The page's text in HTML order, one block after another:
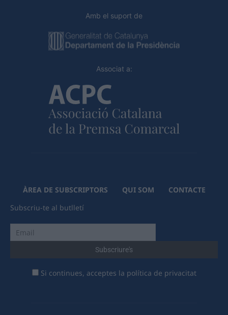
Amb el suport de
Associat a:
ÀREA DE SUBSCRIPTORS QUI SOM
CONTACTE
Subscriu-te al butlletí
Si continues, acceptes la política de privacitat